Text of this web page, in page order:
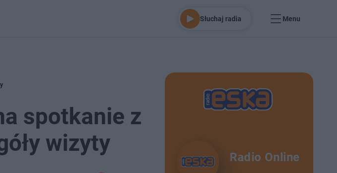
Słuchaj radia Menu
spotkanie z
wizyty
Radio Online